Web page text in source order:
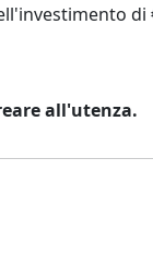
di
all'utenza.